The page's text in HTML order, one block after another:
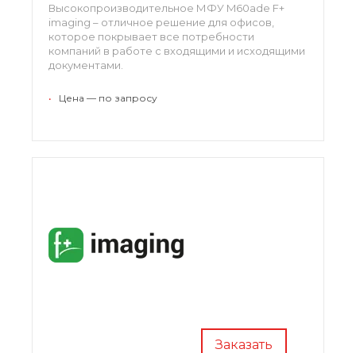
Высокопроизводительное МФУ M60ade F+
imaging – отличное решение для офисов,
которое покрывает все потребности
компаний в работе с входящими и исходящими
документами.
• Цена — по запросу
Заказать